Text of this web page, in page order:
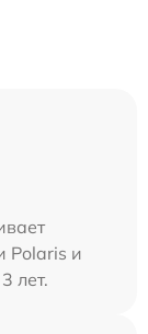
Polaris и
лет.